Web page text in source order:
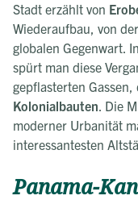
Stadt erzählt von
Wiederaufbau, von der
globalen Gegenwart.
spürt man diese
gepflasterten
Kolonialbauten. Die
moderner Urbanität
interessantesten
Panama-